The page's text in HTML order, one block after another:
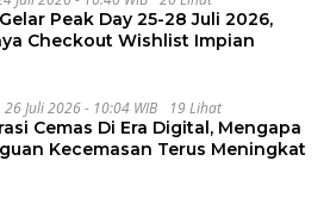
Peak Day 25-28 Juli 2026,
Checkout Wishlist Impian
26 Juli 2026 - 10:04 WIB 19 Lihat
Cemas Di Era Digital, Mengapa
Kecemasan Terus Meningkat